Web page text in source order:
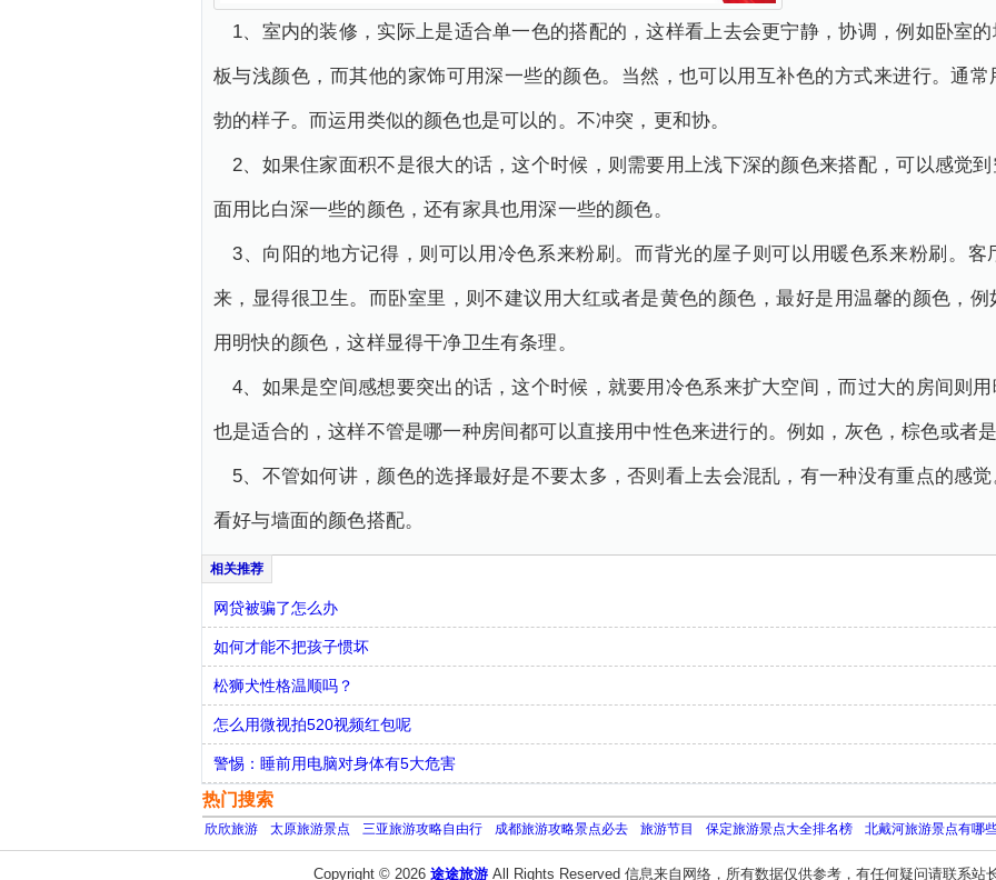
1、室内的装修，实际上是适合单一色的搭配的，这样看上去会更宁静，协调，例如卧室
板与浅颜色，而其他的家饰可用深一些的颜色。当然，也可以用互补色的方式来进行。通
勃的样子。而运用类似的颜色也是可以的。不冲突，更和协。
2、如果住家面积不是很大的话，这个时候，则需要用上浅下深的颜色来搭配，可以感觉
面用比白深一些的颜色，还有家具也用深一些的颜色。
3、向阳的地方记得，则可以用冷色系来粉刷。而背光的屋子则可以用暖色系来粉刷。
来，显得很卫生。而卧室里，则不建议用大红或者是黄色的颜色，最好是用温馨的颜色，
用明快的颜色，这样显得干净卫生有条理。
4、如果是空间感想要突出的话，这个时候，就要用冷色系来扩大空间，而过大的房间则
也是适合的，这样不管是哪一种房间都可以直接用中性色来进行的。例如，灰色，棕色或者
5、不管如何讲，颜色的选择最好是不要太多，否则看上去会混乱，有一种没有重点的感
看好与墙面的颜色搭配。
网贷被骗了怎么办
如何才能不把孩子惯坏
松狮犬性格温顺吗？
怎么用微视拍520视频红包呢
警惕：睡前用电脑对身体有5大危害
热门搜索
欣欣旅游 太原旅游景点 三亚旅游攻略自由行 成都旅游攻略景点必去 旅游节目 保定旅游景点大全排名榜 北戴河旅游景点有哪
Copyright © 2026 途途旅游 All Rights Reserved 信息来自网络，所有数据仅供参考，有任何疑问请联系站